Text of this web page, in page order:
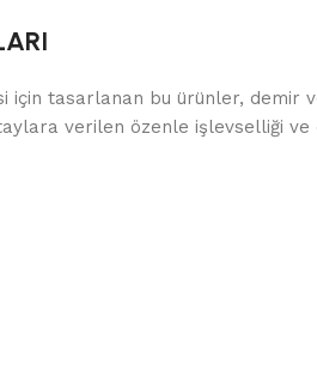
tasarlanan bu ürünler, demir
verilen özenle işlevselliği ve